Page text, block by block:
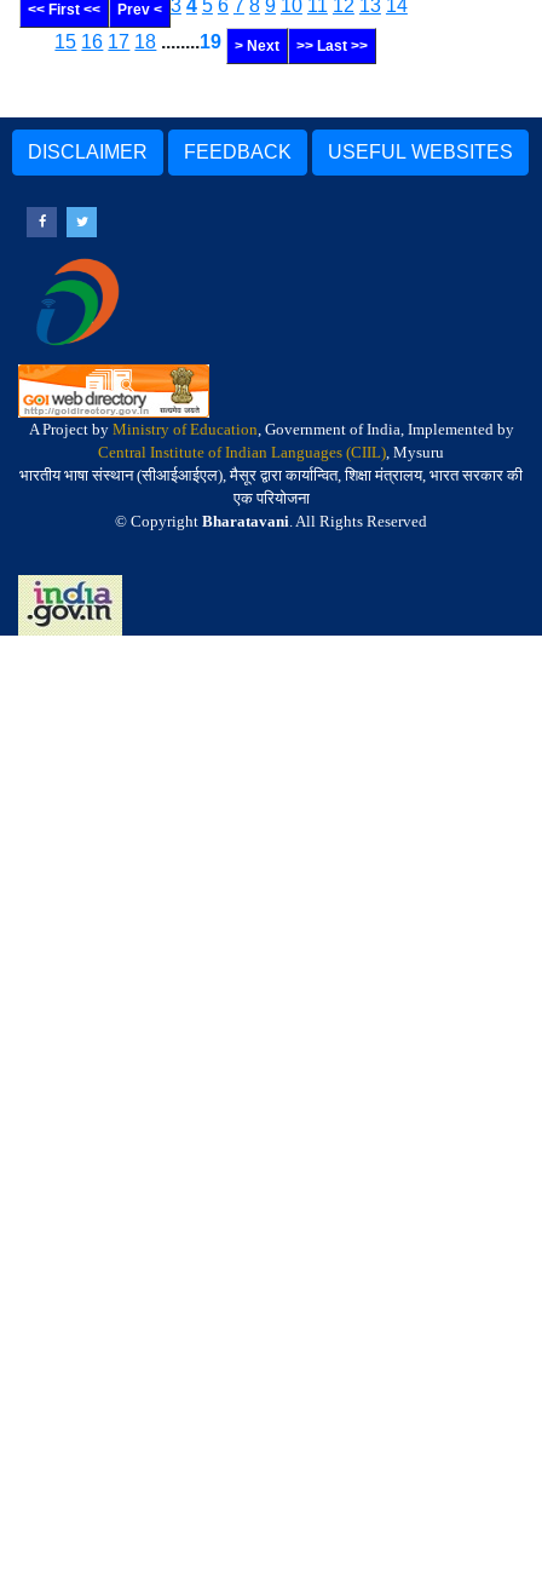
<< First << Prev < 3 4 5 6 7 8 9 10 11 12 13 14
15 16 17 18 ........19 > Next >> Last >>
DISCLAIMER FEEDBACK USEFUL WEBSITES
A Project by Ministry of Education, Government of India, Implemented by
Central Institute of Indian Languages (CIIL), Mysuru
भारतीय भाषा संस्थान (सीआईआईएल), मैसूर द्वारा कार्यान्वित, शिक्षा मंत्रालय, भारत सरकार की
एक परियोजना
© Copyright Bharatavani. All Rights Reserved